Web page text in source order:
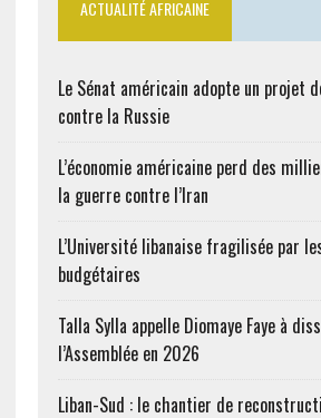
ACTUALITÉ AFRICAINE
Le Sénat américain adopte un projet
contre la Russie
L’économie américaine perd des
la guerre contre l’Iran
L’Université libanaise fragilisée par
budgétaires
Talla Sylla appelle Diomaye Faye à
l’Assemblée en 2026
Liban-Sud : le chantier de